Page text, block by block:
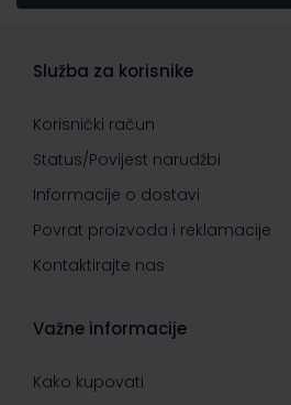
Služba za korisnike
Korisnički račun
Status/Povijest narudžbi
Informacije o dostavi
Povrat proizvoda i reklamacije
Kontaktirajte nas
Važne informacije
Kako kupovati